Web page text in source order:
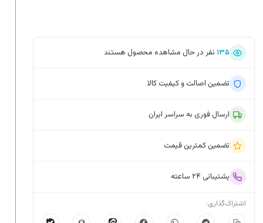
۱۳۵ نفر در حال مشاهده محصول هستند
تضمین اصالت و کیفیت کالا
ارسال فوری به سراسر ایران
تضمین کمترین قیمت
پشتیبانی ۲۴ ساعته
اشتراک‌گذاری: